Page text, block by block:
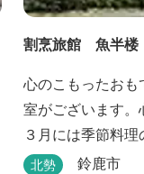
割烹旅館 魚半楼
心のこもったお
室がございます。
３月には季節料
賞することができ
北勢 鈴鹿市